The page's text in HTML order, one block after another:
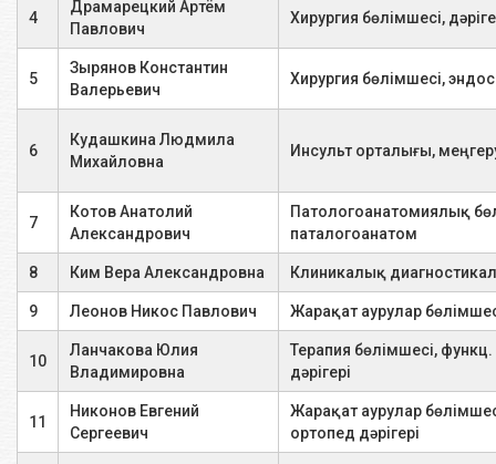
(контрастпен)
Бүйректерді шолу Р-графиясы
(контрастсыз)
1 зерттеу 2000
Дуоденография 1 зерттеу 5000
Жамбас сүйектерінің Р-графиясы 1 зерттеу 2200
Сиалограмма 1 зерттеу 7300
Іш сүйекті лимфотикалық
түйіндердің УДЗ
1 зерттеу 3500
Плеврлік қуыс түйіндері 1 зерттеу
Ұрық қуысы мүшелерін УДЗ 1 зерттеу 3500
4
Драмарецкий Артём
Павлович
Хирургия бөлімшесі,
5
Зырянов Константин
Валерьевич
Хирургия бөлімшесі,
6
Кудашкина Людмила
Михайловна
Инсульт орталығы,
7
Котов Анатолий
Александрович
Патологоанатомиялық
паталогоанатом
8 Ким Вера Александровна Клиникалық
9 Леонов Никос Павлович Жарақат аурулар
10
Ланчакова Юлия
Владимировна
Терапия бөлімшесі,
дәрігері
11
Никонов Евгений
Сергеевич
Жарақат аурулар
ортопед дәрігері